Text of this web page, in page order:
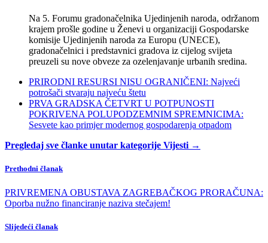
Na 5. Forumu gradonačelnika Ujedinjenih naroda, održanom
krajem prošle godine u Ženevi u organizaciji Gospodarske
komisije Ujedinjenih naroda za Europu (UNECE),
gradonačelnici i predstavnici gradova iz cijelog svijeta
preuzeli su nove obveze za ozelenjavanje urbanih sredina.
PRIRODNI RESURSI NISU OGRANIČENI: Najveći
potrošači stvaraju najveću štetu
PRVA GRADSKA ČETVRT U POTPUNOSTI
POKRIVENA POLUPODZEMNIM SPREMNICIMA:
Sesvete kao primjer modernog gospodarenja otpadom
Pregledaj sve članke unutar kategorije Vijesti →
Prethodni članak
PRIVREMENA OBUSTAVA ZAGREBAČKOG PRORAČUNA:
Oporba nužno financiranje naziva stečajem!
Slijedeći članak